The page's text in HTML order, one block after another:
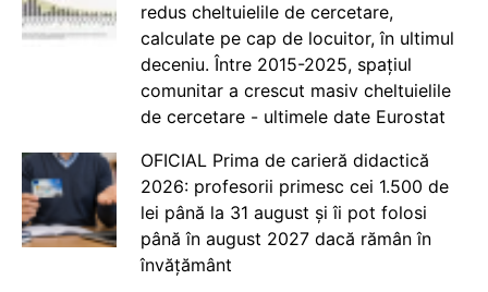
redus cheltuielile de cercetare,
calculate pe cap de locuitor, în ultimul
deceniu. Între 2015-2025, spațiul
comunitar a crescut masiv cheltuielile
de cercetare - ultimele date Eurostat
OFICIAL Prima de carieră didactică
2026: profesorii primesc cei 1.500 de
lei până la 31 august și îi pot folosi
până în august 2027 dacă rămân în
învățământ